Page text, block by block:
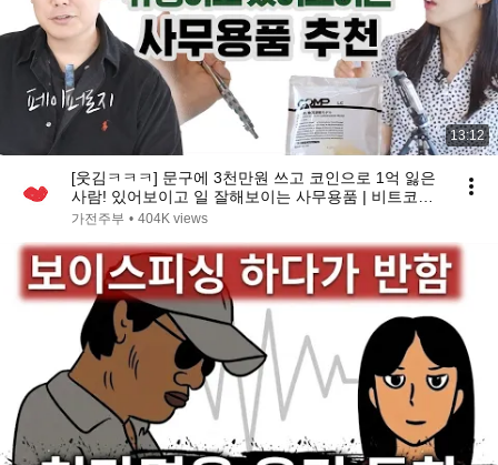
13:12
[웃김ㅋㅋㅋ] 문구에 3천만원 쓰고 코인으로 1억 잃은
사람! 있어보이고 일 잘해보이는 사무용품 | 비트코인
지갑 | 노트북
가전주부 • 404K views